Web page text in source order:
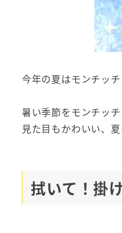
今年の夏はモンチッチ
暑い季節をモンチッ
見た目もかわいい、
拭いて！掛